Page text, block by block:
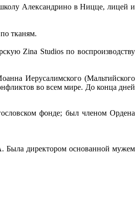
Александрино в Ницце, лицей и
тканям.
Zina Studios по воспроизводству
Иерусалимского (Мальтийского
во всем мире. До конца дней
фонде; был членом Ордена
Была директором основанной мужем